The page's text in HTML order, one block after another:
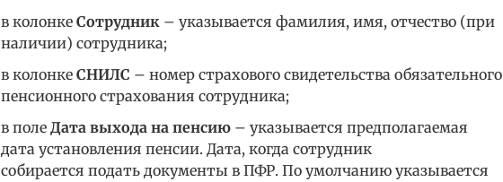
в колонке Сотрудник – указывается фамилия, имя, отчество (при
наличии) сотрудника;
в колонке СНИЛС – номер страхового свидетельства обязательного
пенсионного страхования сотрудника;
в поле Дата выхода на пенсию – указывается предполагаемая
дата установления пенсии. Дата, когда сотрудник
собирается подать документы в ПФР. По умолчанию указывается